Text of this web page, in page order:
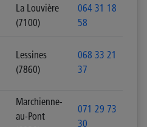
La Louvière
(7100)
064 31 18
58
Lessines
(7860)
068 33 21
37
Marchienne-
au-Pont
071 29 73
30